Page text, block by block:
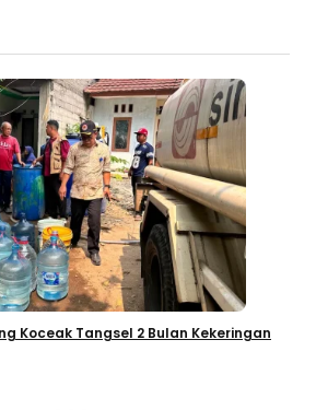
Koceak Tangsel 2 Bulan Kekeringan